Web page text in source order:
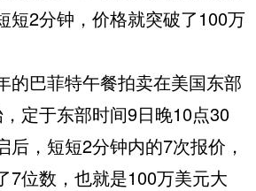
短2分钟，价格就突破了100万
巴菲特午餐拍卖在美国东部
定于东部时间9日晚10点30
后，短短2分钟内的7次报价，
7位数，也就是100万美元大